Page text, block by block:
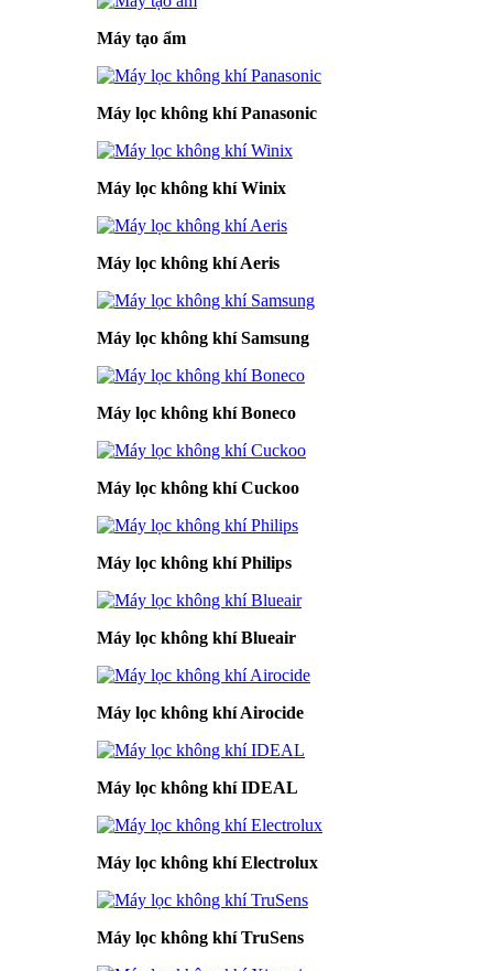
Máy tạo ẩm
Máy lọc không khí Panasonic
Máy lọc không khí Winix
Máy lọc không khí Aeris
Máy lọc không khí Samsung
Máy lọc không khí Boneco
Máy lọc không khí Cuckoo
Máy lọc không khí Philips
Máy lọc không khí Blueair
Máy lọc không khí Airocide
Máy lọc không khí IDEAL
Máy lọc không khí Electrolux
Máy lọc không khí TruSens